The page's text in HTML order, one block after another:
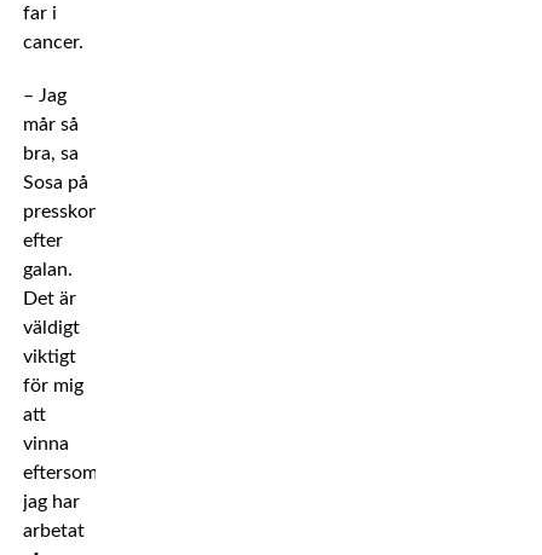
far i
cancer.
– Jag
mår så
bra, sa
Sosa på
presskonferensen
efter
galan.
Det är
väldigt
viktigt
för mig
att
vinna
eftersom
jag har
arbetat